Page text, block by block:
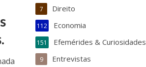
Direito
7
Economia
112
Efemérides & Curiosidades
151
Entrevistas
9